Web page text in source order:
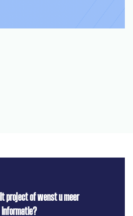
project of wenst u meer
informatie?